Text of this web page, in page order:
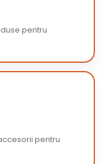
pentru
pentru